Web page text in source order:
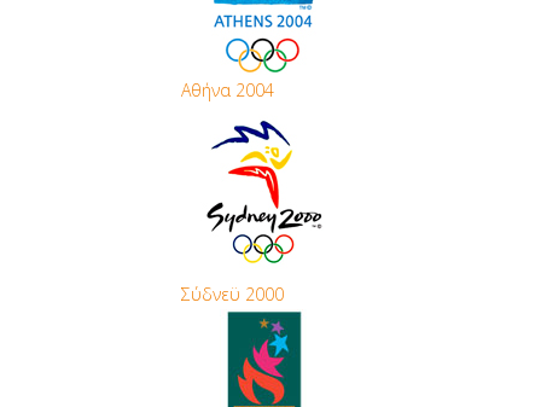
Αθήνα 2004
Σύδνεϋ 2000